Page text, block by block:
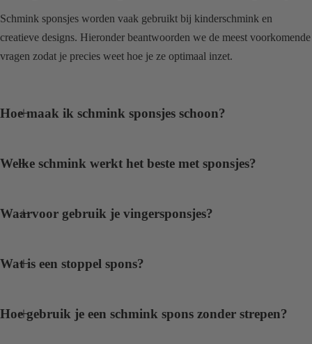
Schmink sponsjes worden vaak gebruikt bij kinderschmink en
creatieve designs. Hieronder beantwoorden we de meest voorkomende
vragen zodat je precies weet hoe je ze optimaal inzet.
Hoe maak ik schmink sponsjes schoon?
Welke schmink werkt het beste met sponsjes?
Waarvoor gebruik je vingersponsjes?
Wat is een stoppel spons?
Hoe gebruik je een schmink spons zonder strepen?